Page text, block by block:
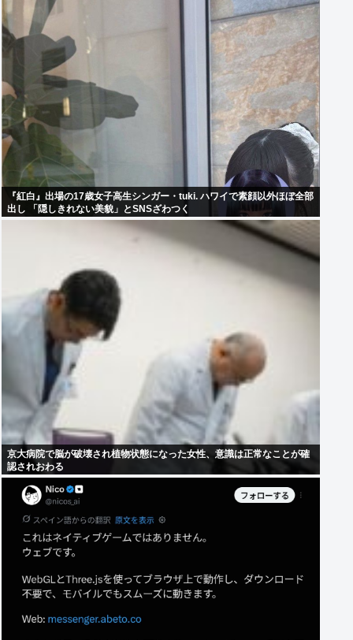
『紅白』出場の17歳女子高生シンガー・tuki. ハワイで素顔以外ほぼ全部
出し 「隠しきれない美貌」とSNSざわつく
京大病院で脳が破壊され植物状態になった女性、意識は正常なことが確
認されおわる